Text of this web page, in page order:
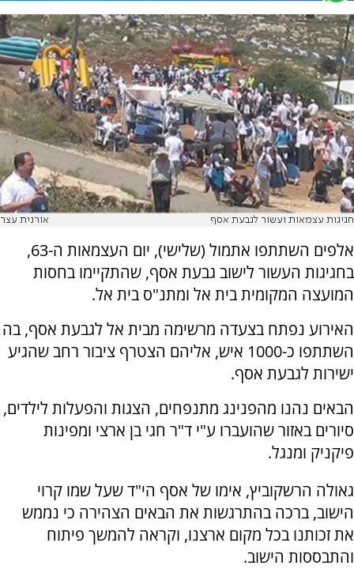
חגיגות עצמאות ועשור לגבעת אסף אורנית עצר
אלפים השתתפו אתמול (שלישי), יום העצמאות ה-63,
בחגיגות העשור לישוב גבעת אסף, שהתקיימו בחסות
המועצה המקומית בית אל ומתנ"ס בית אל.
האירוע נפתח בצעדה מרשימה מבית אל לגבעת אסף, בה
השתתפו כ-1000 איש, אליהם הצטרף ציבור רחב שהגיע
ישירות לגבעת אסף.
הבאים נהנו מהפנינג מתנפחים, הצגות והפעלות לילדים,
סיורים באזור שהועברו ע"י ד"ר חגי בן ארצי ומפינות
פיקניק ומנגל.
גאולה הרשקוביץ, אימו של אסף הי"ד שעל שמו קרוי
הישוב, ברכה בהתרגשות את הבאים הצהירה כי נממש
את זכותנו בכל מקום ארצנו, וקראה להמשך פיתוח
והתבססות הישוב.